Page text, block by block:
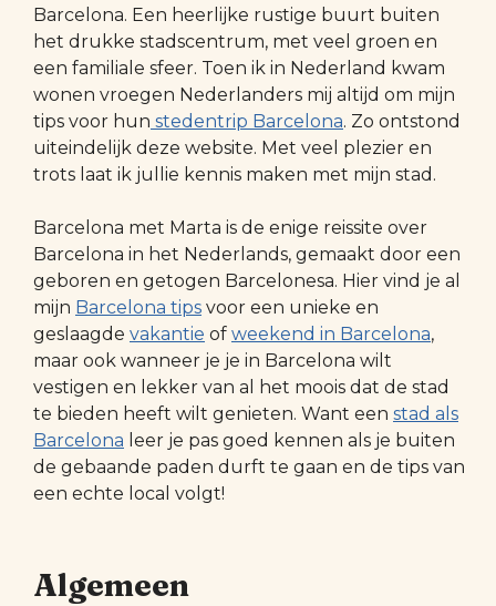
Barcelona. Een heerlijke rustige buurt buiten
het drukke stadscentrum, met veel groen en
een familiale sfeer. Toen ik in Nederland kwam
wonen vroegen Nederlanders mij altijd om mijn
tips voor hun stedentrip Barcelona. Zo ontstond
uiteindelijk deze website. Met veel plezier en
trots laat ik jullie kennis maken met mijn stad.
Barcelona met Marta is de enige reissite over
Barcelona in het Nederlands, gemaakt door een
geboren en getogen Barcelonesa. Hier vind je al
mijn Barcelona tips voor een unieke en
geslaagde vakantie of weekend in Barcelona,
maar ook wanneer je je in Barcelona wilt
vestigen en lekker van al het moois dat de stad
te bieden heeft wilt genieten. Want een stad als
Barcelona leer je pas goed kennen als je buiten
de gebaande paden durft te gaan en de tips van
een echte local volgt!
Algemeen